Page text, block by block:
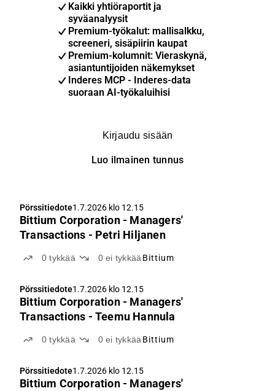
Kaikki yhtiöraportit ja
syväanalyysit
Premium-työkalut: mallisalkku,
screeneri, sisäpiirin kaupat
Premium-kolumnit: Vieraskynä,
asiantuntijoiden näkemykset
Inderes MCP - Inderes-data
suoraan AI-työkaluihisi
Kirjaudu sisään
Luo ilmainen tunnus
Pörssitiedote1.7.2026 klo 12.15
Bittium Corporation - Managers'
Transactions - Petri Hiljanen
0tykkää 0ei tykkääBittium
Pörssitiedote1.7.2026 klo 12.15
Bittium Corporation - Managers'
Transactions - Teemu Hannula
0tykkää 0ei tykkääBittium
Pörssitiedote1.7.2026 klo 12.15
Bittium Corporation - Managers'